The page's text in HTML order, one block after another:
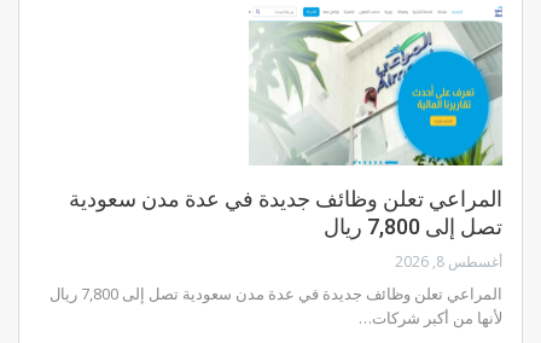
المراعي تعلن وظائف جديدة في عدة مدن سعودية
تصل إلى 7,800 ريال
أغسطس 8, 2026
المراعي تعلن وظائف جديدة في عدة مدن سعودية تصل إلى 7,800 ريال
لأنها من أكبر شركات…